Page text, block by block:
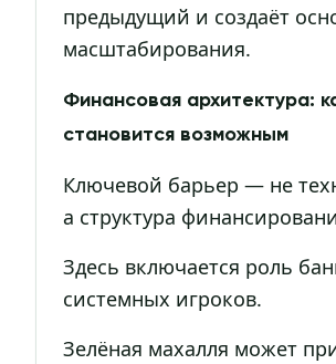
предыдущий и создаёт
масштабирования.
Финансовая архитектура:
становится возможным
Ключевой барьер — не
а структура
Здесь включается роль
системных игроков.
Зелёная махалля может